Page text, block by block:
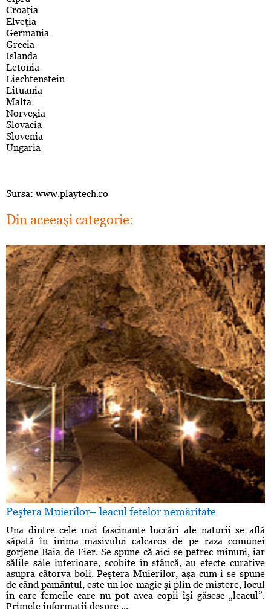
Croaţia
Elveţia
Germania
Grecia
Islanda
Letonia
Liechtenstein
Lituania
Malta
Norvegia
Slovacia
Slovenia
Ungaria
Sursa: www.playtech.ro
Din aceeaşi categorie:
Peştera Muierilor– leacul fetelor nemăritate
Una dintre cele mai fascinante lucrări ale naturii se află
săpată în inima masivului calcaros de pe raza comunei
gorjene Baia de Fier. Se spune că aici se petrec minuni, iar
sălile sale interioare, scobite în stâncă, au efecte curative
asupra câtorva boli. Peştera Muierilor, aşa cum i se spune
de când pământul, este un loc magic şi plin de mistere, locul
în care femeile care nu pot avea copii îşi găsesc „leacul”.
Primele informaţii despre ...